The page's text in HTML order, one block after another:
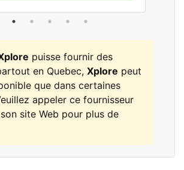
puisse fournir des
en Quebec, Xplore peut
que dans certaines
appeler ce fournisseur
site Web pour plus de